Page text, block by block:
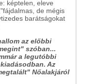
képtelen, eleve
de mégis
barátságokat
az előbbi
szóban...
a legutóbbi
Az
Nőalakjáról